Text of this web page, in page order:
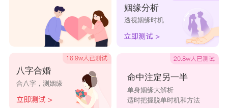
八字合婚
合八字，测姻缘
姻缘分析
透视姻缘时机
命中注定另一半
单身姻缘大解析
适时把握脱单时机和方法